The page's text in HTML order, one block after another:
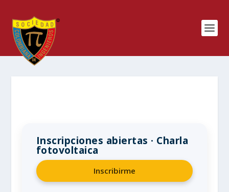
Inscripciones abiertas · Charla
fotovoltaica
Inscribirme